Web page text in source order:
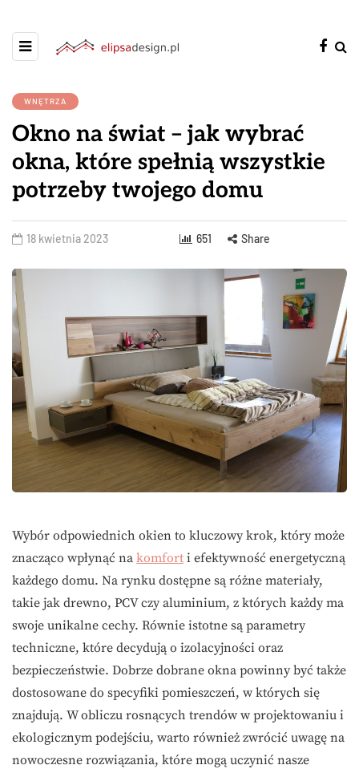
WNĘTRZA
Okno na świat – jak wybrać
okna, które spełnią wszystkie
potrzeby twojego domu
18 kwietnia 2023 651 Share
Wybór odpowiednich okien to kluczowy krok, który może
znacząco wpłynąć na komfort i efektywność energetyczną
każdego domu. Na rynku dostępne są różne materiały,
takie jak drewno, PCV czy aluminium, z których każdy ma
swoje unikalne cechy. Równie istotne są parametry
techniczne, które decydują o izolacyjności oraz
bezpieczeństwie. Dobrze dobrane okna powinny być także
dostosowane do specyfiki pomieszczeń, w których się
znajdują. W obliczu rosnących trendów w projektowaniu i
ekologicznym podejściu, warto również zwrócić uwagę na
nowoczesne rozwiązania, które mogą uczynić nasze